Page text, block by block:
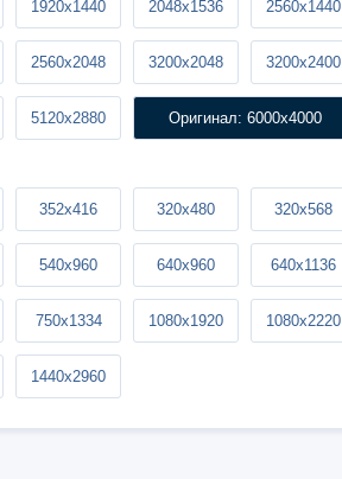
1920x1440 2048x1536 2560x1440
2560x2048 3200x2048 3200x2400
5120x2880 Оригинал: 6000x4000
352x416 320x480 320x568
540x960 640x960 640x1136
750x1334 1080x1920 1080x2220
1440x2960